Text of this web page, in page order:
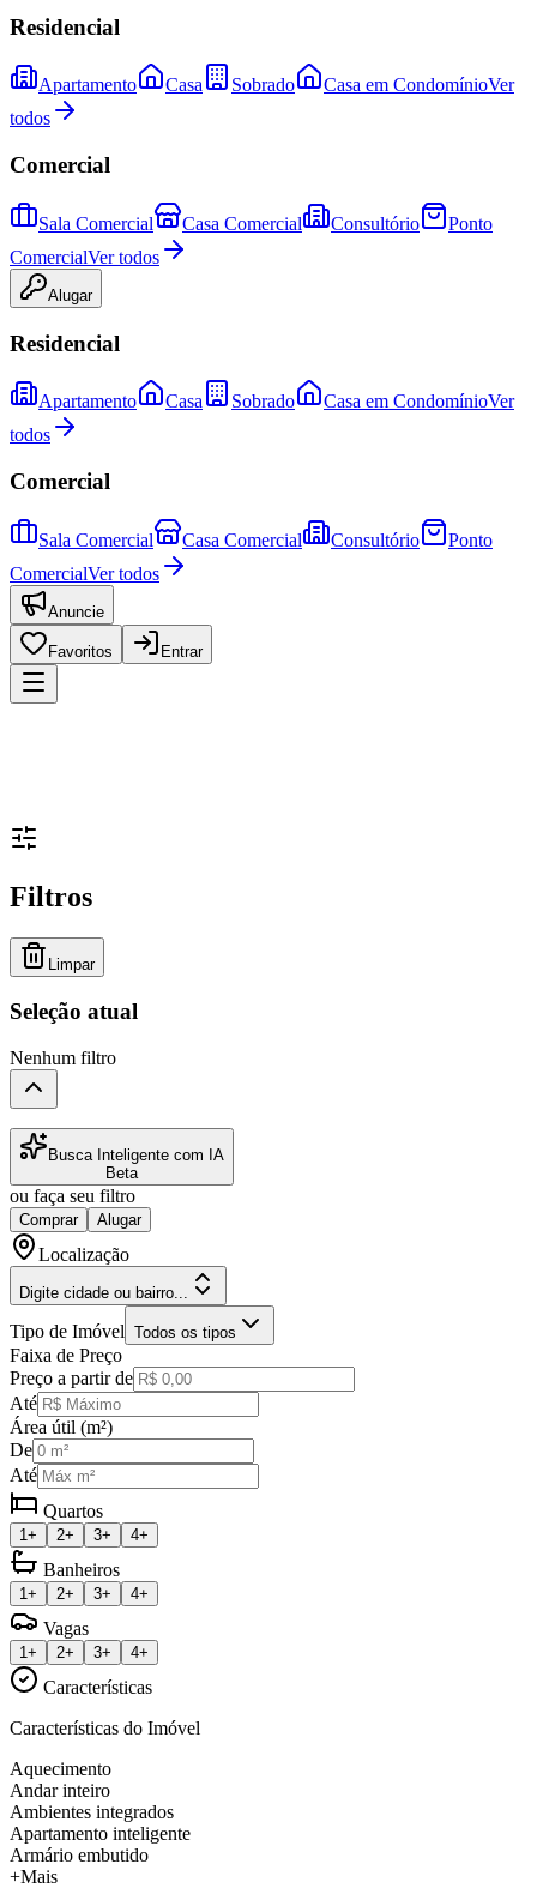
Residencial
Apartamento Casa Sobrado Casa em CondomínioVer
todos
Comercial
Sala Comercial Casa Comercial Consultório
Ponto
ComercialVer todos
Alugar
Residencial
Apartamento Casa Sobrado Casa em CondomínioVer
todos
Comercial
Sala Comercial Casa Comercial Consultório
Ponto
ComercialVer todos
Anuncie
Favoritos Entrar
Filtros
Limpar
Seleção atual
Nenhum filtro
Busca Inteligente com IA
Beta
ou faça seu filtro
Comprar Alugar
Localização
Digite cidade ou bairro...
Tipo de Imóvel Todos os tipos
Faixa de Preço
Preço a partir de
Até
Área útil (m²)
De
Até
Quartos
1+ 2+ 3+ 4+
Banheiros
1+ 2+ 3+ 4+
Vagas
1+ 2+ 3+ 4+
Características
Características do Imóvel
Aquecimento
Andar inteiro
Ambientes integrados
Apartamento inteligente
Armário embutido
+Mais